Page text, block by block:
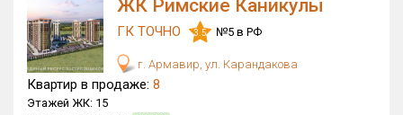
ЖК Римские Каникулы
ГК ТОЧНО 3.5 №5 в РФ
г. Армавир, ул. Карандакова
Квартир в продаже: 8
Этажей ЖК: 15